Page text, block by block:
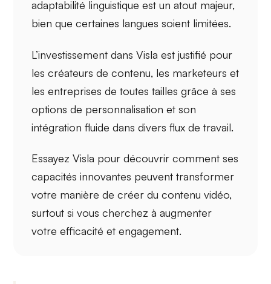
adaptabilité linguistique est un atout majeur,
bien que certaines langues soient limitées.
L’investissement dans Visla est justifié pour
les créateurs de contenu, les marketeurs et
les entreprises de toutes tailles grâce à ses
options de personnalisation et son
intégration fluide dans divers flux de travail.
Essayez Visla pour découvrir comment ses
capacités innovantes peuvent transformer
votre manière de créer du contenu vidéo,
surtout si vous cherchez à augmenter
votreefficacité etengagement.